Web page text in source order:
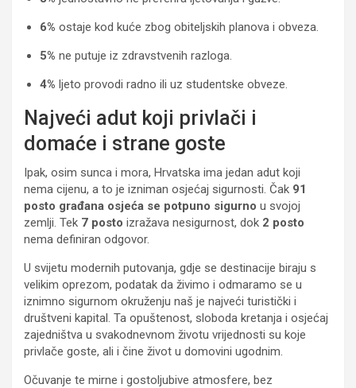
6% ostaje kod kuće zbog obiteljskih planova i obveza.
5% ne putuje iz zdravstvenih razloga.
4% ljeto provodi radno ili uz studentske obveze.
Najveći adut koji privlači i
domaće i strane goste
Ipak, osim sunca i mora, Hrvatska ima jedan adut koji
nema cijenu, a to je izniman osjećaj sigurnosti. Čak 91
posto građana osjeća se potpuno sigurno u svojoj
zemlji. Tek 7 posto izražava nesigurnost, dok 2 posto
nema definiran odgovor.
U svijetu modernih putovanja, gdje se destinacije biraju s
velikim oprezom, podatak da živimo i odmaramo se u
iznimno sigurnom okruženju naš je najveći turistički i
društveni kapital. Ta opuštenost, sloboda kretanja i osjećaj
zajedništva u svakodnevnom životu vrijednosti su koje
privlače goste, ali i čine život u domovini ugodnim.
Očuvanje te mirne i gostoljubive atmosfere, bez